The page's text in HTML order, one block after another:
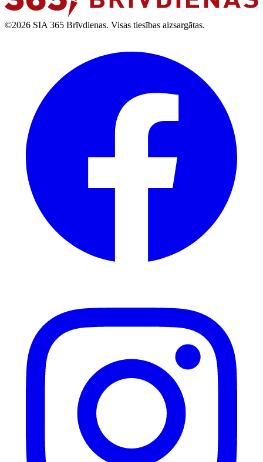
©2026 SIA 365 Brīvdienas. Visas tiesības aizsargātas.